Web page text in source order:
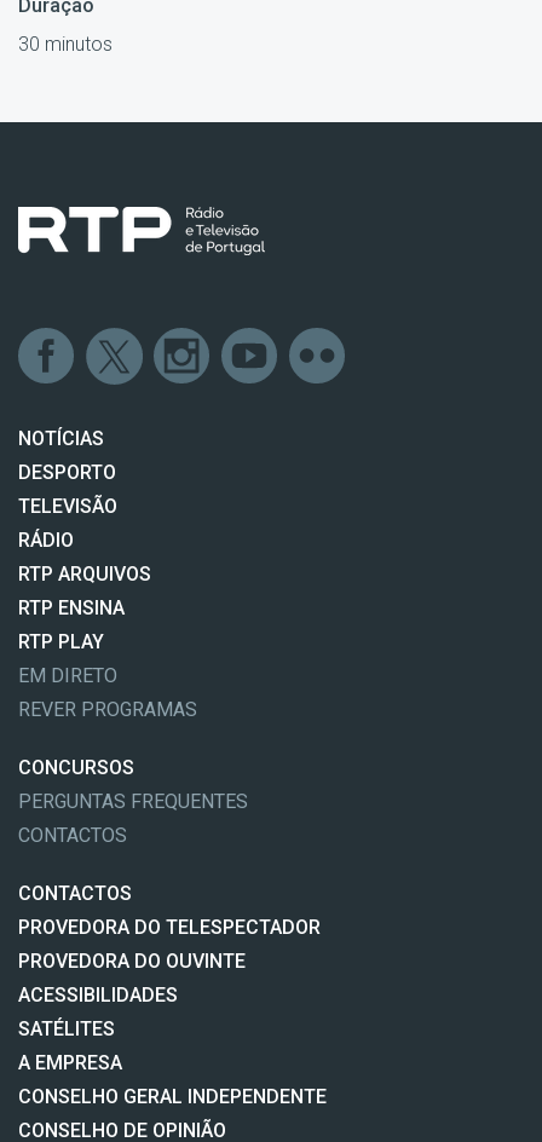
Duração
30 minutos
NOTÍCIAS
DESPORTO
TELEVISÃO
RÁDIO
RTP ARQUIVOS
RTP ENSINA
RTP PLAY
EM DIRETO
REVER PROGRAMAS
CONCURSOS
PERGUNTAS FREQUENTES
CONTACTOS
CONTACTOS
PROVEDORA DO TELESPECTADOR
PROVEDORA DO OUVINTE
ACESSIBILIDADES
SATÉLITES
A EMPRESA
CONSELHO GERAL INDEPENDENTE
CONSELHO DE OPINIÃO